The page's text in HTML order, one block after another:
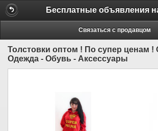
Связаться с продавцом
Толстовки оптом ! По супер ценам !
Одежда - Обувь - Аксессуары